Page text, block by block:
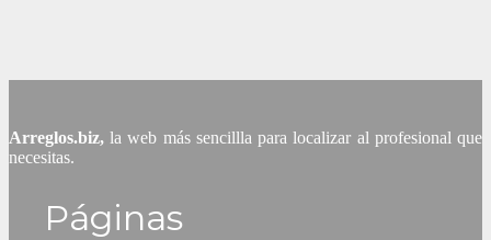
Arreglos.biz,la web más sencillla para localizar al profesional que
necesitas.
Páginas